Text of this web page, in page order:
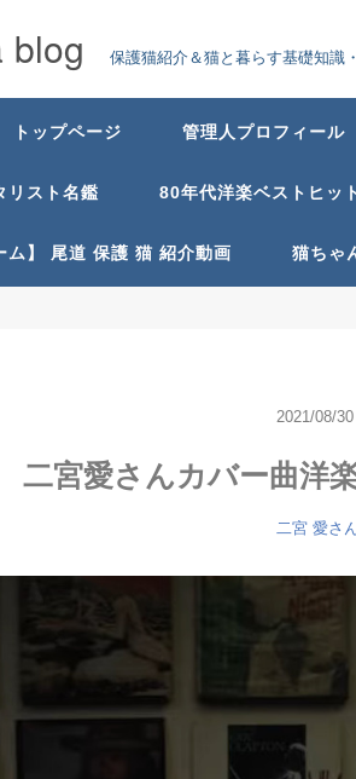
blog 保護猫紹介＆猫と暮らす基礎知識
トップページ 管理人プロフィール
リスト名鑑 80年代洋楽ベストヒッ
ム】 尾道 保護 猫 紹介動画 猫ちゃ
2021/08/30
二宮愛さんカバー曲洋
二宮 愛さ